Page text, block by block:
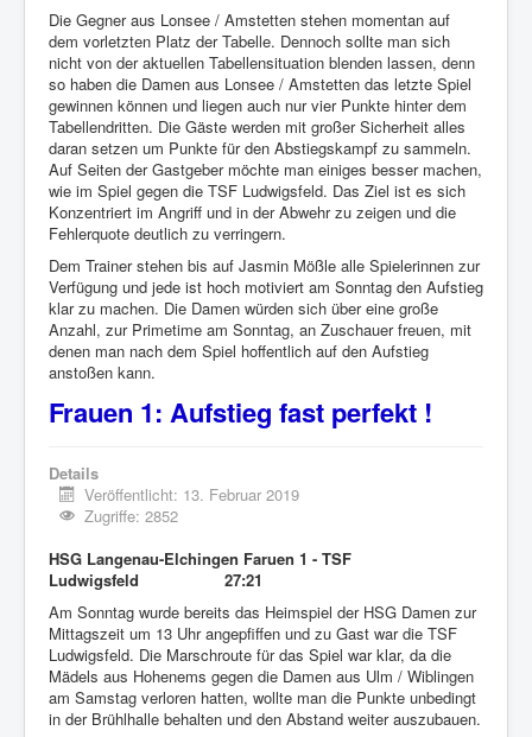
Die Gegner aus Lonsee / Amstetten stehen momentan auf
dem vorletzten Platz der Tabelle. Dennoch sollte man sich
nicht von der aktuellen Tabellensituation blenden lassen, denn
so haben die Damen aus Lonsee / Amstetten das letzte Spiel
gewinnen können und liegen auch nur vier Punkte hinter dem
Tabellendritten. Die Gäste werden mit großer Sicherheit alles
daran setzen um Punkte für den Abstiegskampf zu sammeln.
Auf Seiten der Gastgeber möchte man einiges besser machen,
wie im Spiel gegen die TSF Ludwigsfeld. Das Ziel ist es sich
Konzentriert im Angriff und in der Abwehr zu zeigen und die
Fehlerquote deutlich zu verringern.
Dem Trainer stehen bis auf Jasmin Mößle alle Spielerinnen zur
Verfügung und jede ist hoch motiviert am Sonntag den Aufstieg
klar zu machen. Die Damen würden sich über eine große
Anzahl, zur Primetime am Sonntag, an Zuschauer freuen, mit
denen man nach dem Spiel hoffentlich auf den Aufstieg
anstoßen kann.
Frauen 1: Aufstieg fast perfekt !
Details
Veröffentlicht: 13. Februar 2019
Zugriffe: 2852
HSG Langenau-Elchingen Faruen 1 - TSF
Ludwigsfeld 27:21
Am Sonntag wurde bereits das Heimspiel der HSG Damen zur
Mittagszeit um 13 Uhr angepfiffen und zu Gast war die TSF
Ludwigsfeld. Die Marschroute für das Spiel war klar, da die
Mädels aus Hohenems gegen die Damen aus Ulm / Wiblingen
am Samstag verloren hatten, wollte man die Punkte unbedingt
in der Brühlhalle behalten und den Abstand weiter auszubauen.